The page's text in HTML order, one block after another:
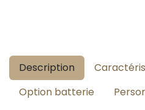
Description
Option batterie